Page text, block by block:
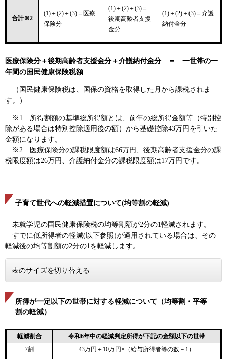
合計※2
(1)＋(2)＋(3)＝医療
保険分
(1)＋(2)＋(3)＝
後期高齢者支援
金分
(1)＋(2)＋(3)＝介護
納付金分
医療保険分＋後期高齢者支援金分＋介護納付金分 ＝ 一世帯の一
年間の国民健康保険税額
（国民健康保険税は、国保の資格を取得した月から課税されま
す。）
※1 所得割額の基準総所得額とは、前年の総所得金額等（特別控
除がある場合は特別控除適用後の額）から基礎控除43万円を引いた
金額になります。
※2 医療保険分の課税限度額は66万円、後期高齢者支援金分の課
税限度額は26万円、介護納付金分の課税限度額は17万円です。
子育て世代への軽減措置について(均等割の軽減)
未就学児の国民健康保険税の均等割額が2分の1軽減されます。
すでに低所得者の軽減(以下参照)が適用されている場合は、その
軽減後の均等割額の2分の1を軽減します。
表のサイズを切り替える
所得が一定以下の世帯に対する軽減について（均等割・平等
割の軽減）
軽減割合
令和6年中の軽減判定所得が下記の金額以下の世帯
7割
43万円＋10万円×（給与所得者等の数－1）